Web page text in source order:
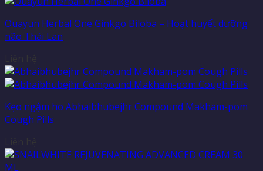
Ouayun Herbal One Ginkgo Biloba – Hoạt huyết dưỡng
não Thái Lan
Kẹo ngậm ho Abhaibhubejhr Compound Makham-pom
Cough Pills